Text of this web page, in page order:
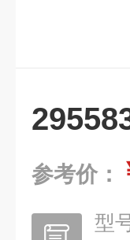
参考价：
型